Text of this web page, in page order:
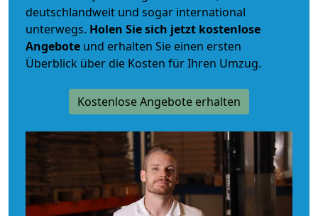
deutschlandweit und sogar international
unterwegs. Holen Sie sich jetzt kostenlose
Angebote und erhalten Sie einen ersten
Überblick über die Kosten für Ihren Umzug.
Kostenlose Angebote erhalten